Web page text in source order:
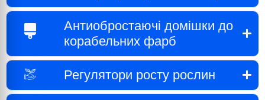
Антиобростаючі домішки до
корабельних фарб
Регулятори росту рослин